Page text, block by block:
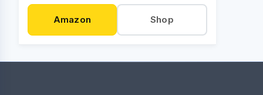
Amazon Shop